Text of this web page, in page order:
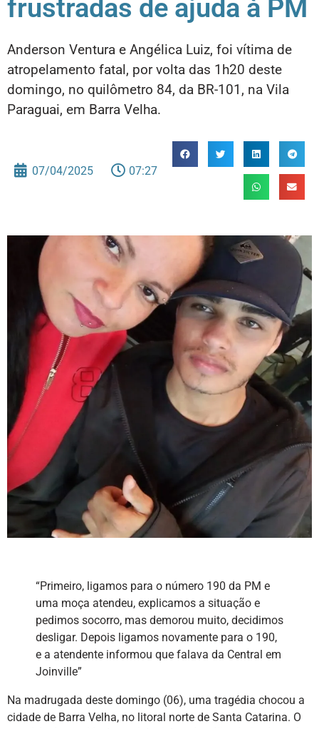
frustradas de ajuda à PM
Anderson Ventura e Angélica Luiz, foi vítima de
atropelamento fatal, por volta das 1h20 deste
domingo, no quilômetro 84, da BR-101, na Vila
Paraguai, em Barra Velha.
07/04/2025 07:27
“Primeiro, ligamos para o número 190 da PM e
uma moça atendeu, explicamos a situação e
pedimos socorro, mas demorou muito, decidimos
desligar. Depois ligamos novamente para o 190,
e a atendente informou que falava da Central em
Joinville”
Na madrugada deste domingo (06), uma tragédia chocou a
cidade de Barra Velha, no litoral norte de Santa Catarina. O